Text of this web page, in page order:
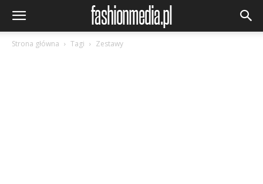
Strona główna Tagi Zestawy